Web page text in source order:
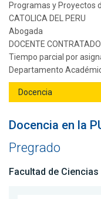
Programas y Proyectos
CATOLICA DEL PERU
Abogada
DOCENTE
Tiempo parcial por
Departamento
Docencia en la
Pregrado
Facultad de